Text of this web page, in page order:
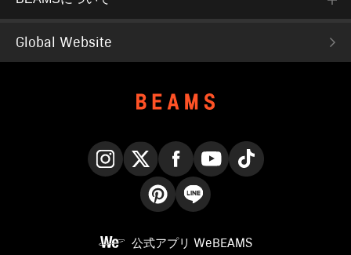
Global Website
公式アプリ WeBEAMS